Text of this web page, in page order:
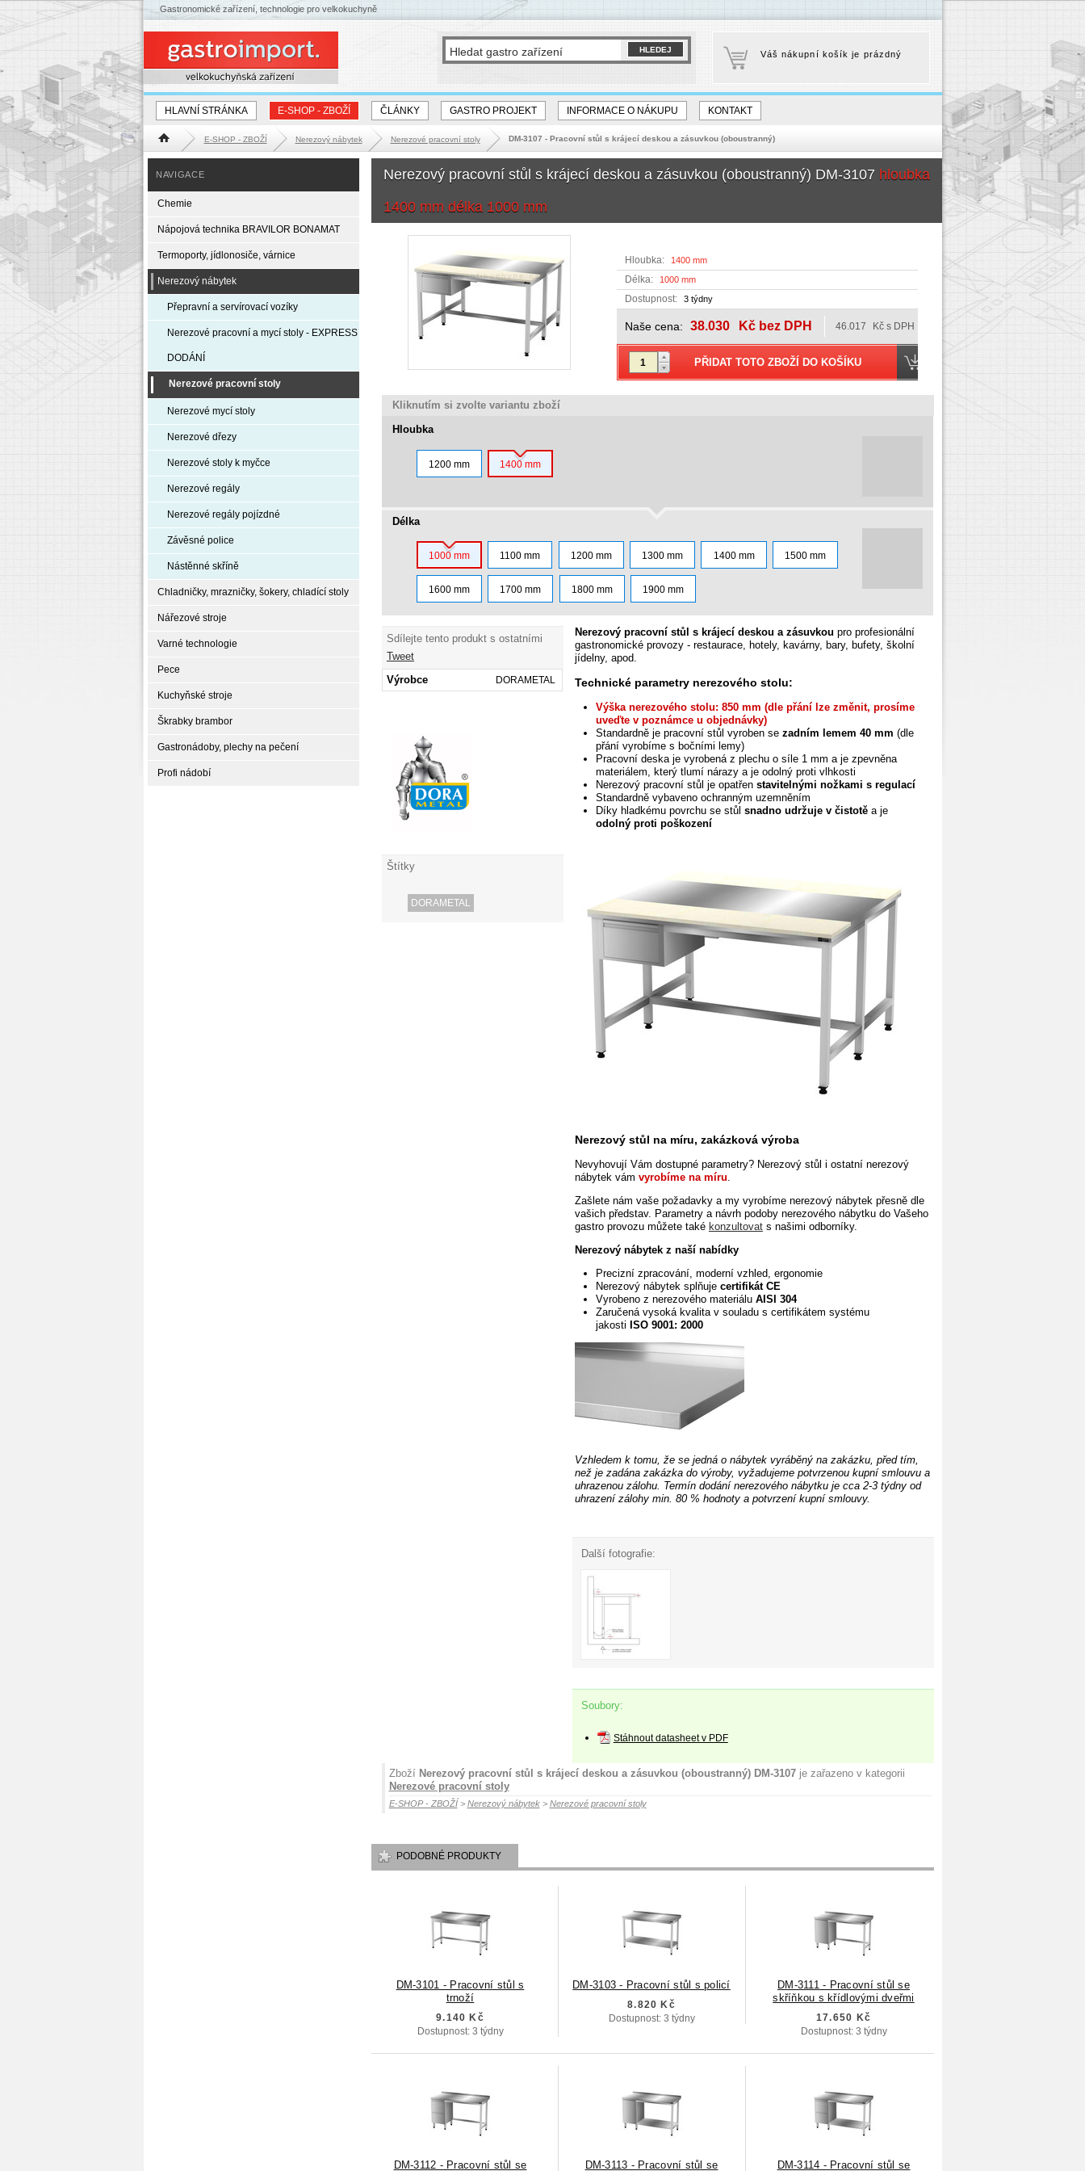
HLAVNÍ STRÁNKA E-SHOP - ZBOŽÍ ČLÁNKY GASTRO PROJEKT INFORMACE O NÁKUPU KONTAKT
Hlavní stránka E-SHOP - ZBOŽÍ Nerezový nábytek Nerezové pracovní stoly DM-3107 - Pracovní stůl s krájecí deskou a zásuvkou (oboustranný)
Nerezový pracovní stůl s krájecí deskou a zásuvkou (oboustranný) DM-3107 hloubka
1400 mm délka 1000 mm
Hloubka: 1400 mm
Délka: 1000 mm
Dostupnost: 3 týdny
Naše cena: 38.030 Kč bez DPH 46.017 Kč s DPH
Kliknutím si zvolte variantu zboží
Hloubka
1200 mm 1400 mm
Délka
1000 mm 1100 mm 1200 mm 1300 mm 1400 mm 1500 mm
1600 mm 1700 mm 1800 mm 1900 mm
Sdílejte tento produkt s ostatními
Tweet
Výrobce
DORAMETAL
Štítky
DORAMETAL
Nerezový pracovní stůl s krájecí deskou a zásuvkou pro profesionální
gastronomické provozy - restaurace, hotely, kavárny, bary, bufety, školní
jídelny, apod.
Technicképarametry nerezového stolu:
Výška nerezového stolu: 850 mm (dle přání lze změnit, prosíme
uveďte v poznámce u objednávky)
Standardně je pracovní stůl vyroben se zadním lemem 40 mm (dle
přání vyrobíme s bočními lemy)
Pracovní deska je vyrobená z plechu o síle 1 mm a je zpevněna
materiálem, který tlumí nárazy a je odolnýproti vlhkosti
Nerezový pracovní stůl je opatřen stavitelnými nožkami s regulací
Standardně vybaveno ochranným uzemněním
Díky hladkému povrchuse stůl snadno udržuje v čistotěa je
odolný proti poškození
Nerezový stůl na míru, zakázková výroba
Nevyhovují Vám dostupné parametry? Nerezový stůl i ostatní nerezový
nábytek vám vyrobíme na míru.
Zašlete nám vašepožadavky a my vyrobíme nerezový nábytek přesně dle
vašich představ. Parametry a návrh podoby nerezového nábytku do Vašeho
gastroprovozu můžete také konzultovats našimi odborníky.
Nerezový nábytek z naší nabídky
Precizní zpracování, moderní vzhled, ergonomie
Nerezovýnábytek splňuje certifikát CE
Vyrobeno z nerezového materiálu AISI 304
Zaručená vysoká kvalita v souladu s certifikátem systému
jakosti ISO 9001: 2000
Vzhledem k tomu, že se jedná o nábytek vyráběný na zakázku, před tím,
než je zadána zakázka do výroby, vyžadujeme potvrzenou kupní smlouvu a
uhrazenou zálohu. Termín dodání nerezového nábytku je cca 2-3 týdny od
uhrazení zálohymin. 80 % hodnoty a potvrzení kupní smlouvy.
Další fotografie:
Soubory:
Stáhnout datasheet v PDF
Zboží Nerezový pracovní stůl s krájecí deskou a zásuvkou (oboustranný) DM-3107je zařazeno v kategorii
Nerezové pracovní stoly
E-SHOP - ZBOŽÍ> Nerezový nábytek> Nerezové pracovní stoly
PODOBNÉ PRODUKTY
DM-3101 - Pracovní stůl s
trnoží
9.140 Kč
Dostupnost: 3 týdny
DM-3103 - Pracovní stůl s policí
8.820 Kč
Dostupnost: 3 týdny
DM-3111 - Pracovní stůl se
skříňkou s křídlovými dveřmi
17.650 Kč
Dostupnost: 3 týdny
DM-3112 - Pracovní stůl se
DM-3113 - Pracovní stůl se
DM-3114 - Pracovní stůl se
NAVIGACE
Chemie
Nápojová technika BRAVILOR BONAMAT
Termoporty, jídlonosiče, várnice
Nerezový nábytek
Přepravní a servírovací vozíky
Nerezové pracovní a mycí stoly - EXPRESS
DODÁNÍ
Nerezové pracovní stoly
Nerezové mycí stoly
Nerezové dřezy
Nerezové stoly k myčce
Nerezové regály
Nerezové regály pojízdné
Závěsné police
Nástěnné skříně
Chladničky, mrazničky, šokery, chladící stoly
Nářezové stroje
Varné technologie
Pece
Kuchyňské stroje
Škrabky brambor
Gastronádoby, plechy na pečení
Profi nádobí
Gastronomické zařízení, technologie pro velkokuchyně
Váš nákupní košík je prázdný